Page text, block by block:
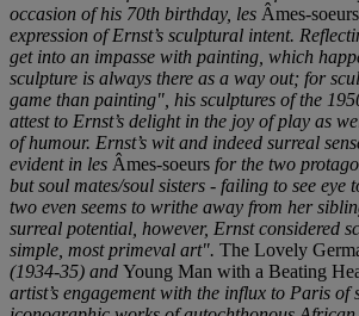
occasion of his 70th birthday, les Âmes-soeurs
expression of Ernst’s sculptural intent.
get into an impasse with painting, which
sculpture is always there as a way out; for
game than painting" , his sculptures of the
attest to Ernst’s delight in the joy of play as
of humour. Ernst’s wit and indeed surreal
evident in les Âmes-soeurs for the two
but soul mates/soul sisters - failing to see eye
two even seems to writhe away from her
surreal potential, however, Ernst considered
simple, most primeval art". The Lovely
(1934-35) and Young Man with a Beating
artist’s engagement with the influx to Paris of